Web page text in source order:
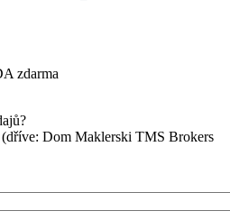
zdarma
Dom Maklerski TMS Brokers